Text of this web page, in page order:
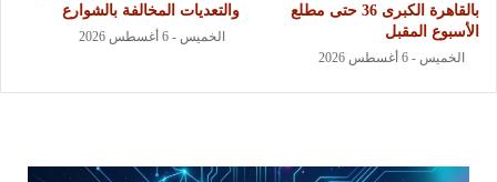
بالقاهرة الكبرى 36 حتى مطلع
الأسبوع المقبل
الخميس - 6 أغسطس 2026
والتعديات المخالفة بالشوارع
الخميس - 6 أغسطس 2026